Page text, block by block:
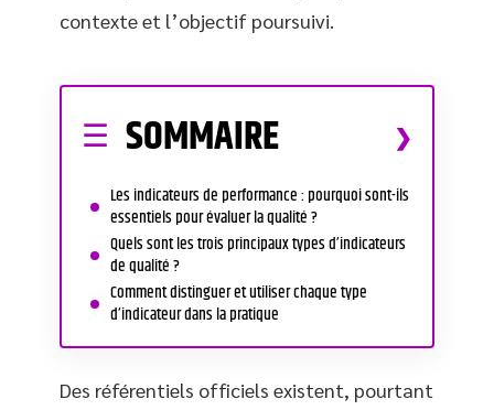
contexte et l’objectif poursuivi.
SOMMAIRE
Les indicateurs de performance : pourquoi sont-ils
essentiels pour évaluer la qualité ?
Quels sont les trois principaux types d’indicateurs
de qualité ?
Comment distinguer et utiliser chaque type
d’indicateur dans la pratique
Des référentiels officiels existent, pourtant